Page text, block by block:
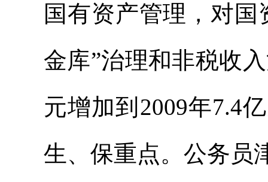
国有资产管理，对
金库”治理和非税收
元增加到2009年7.4
生、保重点。公务员